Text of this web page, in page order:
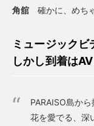
角舘 確かに、めち
ミュージックビ
しかし到着は
PARAISO島か
花を愛でる、深